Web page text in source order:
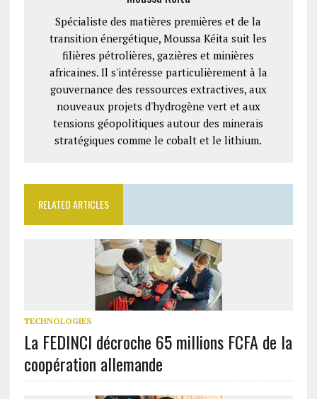
Spécialiste des matières premières et de la
transition énergétique, Moussa Kéita suit les
filières pétrolières, gazières et minières
africaines. Il s'intéresse particulièrement à la
gouvernance des ressources extractives, aux
nouveaux projets d'hydrogène vert et aux
tensions géopolitiques autour des minerais
stratégiques comme le cobalt et le lithium.
RELATED ARTICLES
TECHNOLOGIES
La FEDINCI décroche 65 millions FCFA de la
coopération allemande